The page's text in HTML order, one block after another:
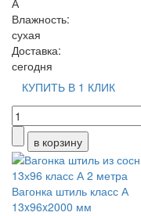
А
Влажность:
сухая
Доставка:
сегодня
КУПИТЬ В 1 КЛИК
Вагонка штиль класс А
13x96x2000 мм